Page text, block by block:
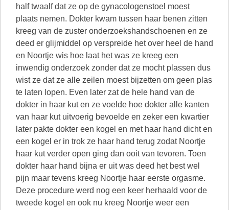
half twaalf dat ze op de gynacologenstoel moest
plaats nemen. Dokter kwam tussen haar benen zitten
kreeg van de zuster onderzoekshandschoenen en ze
deed er glijmiddel op verspreide het over heel de hand
en Noortje wis hoe laat het was ze kreeg een
inwendig onderzoek zonder dat ze mocht plassen dus
wist ze dat ze alle zeilen moest bijzetten om geen plas
te laten lopen. Even later zat de hele hand van de
dokter in haar kut en ze voelde hoe dokter alle kanten
van haar kut uitvoerig bevoelde en zeker een kwartier
later pakte dokter een kogel en met haar hand dicht en
een kogel er in trok ze haar hand terug zodat Noortje
haar kut verder open ging dan ooit van tevoren. Toen
dokter haar hand bijna er uit was deed het best wel
pijn maar tevens kreeg Noortje haar eerste orgasme.
Deze procedure werd nog een keer herhaald voor de
tweede kogel en ook nu kreeg Noortje weer een